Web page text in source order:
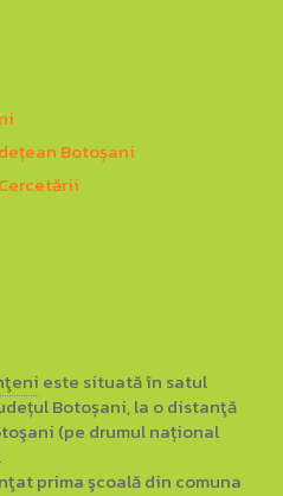
Botoșani
este situată în satul
Botoșani, la o distanţă
(pe drumul național
prima şcoală din comuna